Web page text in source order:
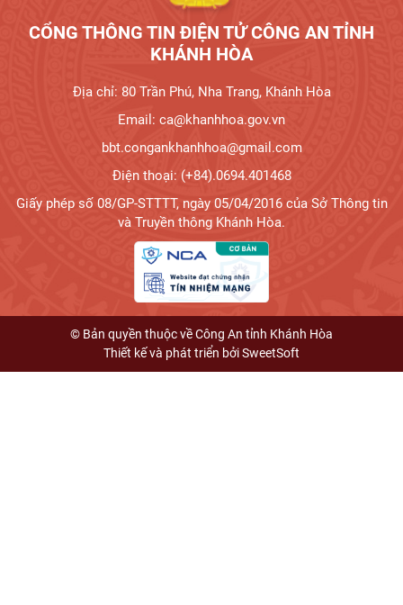
CỔNG THÔNG TIN ĐIỆN TỬ CÔNG AN TỈNH
KHÁNH HÒA
Địa chỉ: 80 Trần Phú, Nha Trang, Khánh Hòa
Email: ca@khanhhoa.gov.vn
bbt.congankhanhhoa@gmail.com
Điện thoại: (+84).0694.401468
Giấy phép số 08/GP-STTTT, ngày 05/04/2016 của Sở Thông tin
và Truyền thông Khánh Hòa.
© Bản quyền thuộc về Công An tỉnh Khánh Hòa
Thiết kế và phát triển bởiSweetSoft